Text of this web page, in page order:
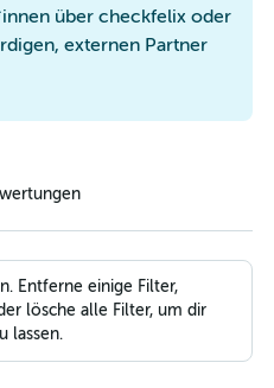
über checkfelix oder
externen Partner
Entferne einige Filter,
lösche alle Filter, um dir
lassen.